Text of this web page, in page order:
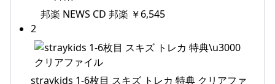
邦楽 NEWS CD 邦楽 ￥6,545
2
straykids 1-6枚目 スキズ トレカ 特典 クリアファ